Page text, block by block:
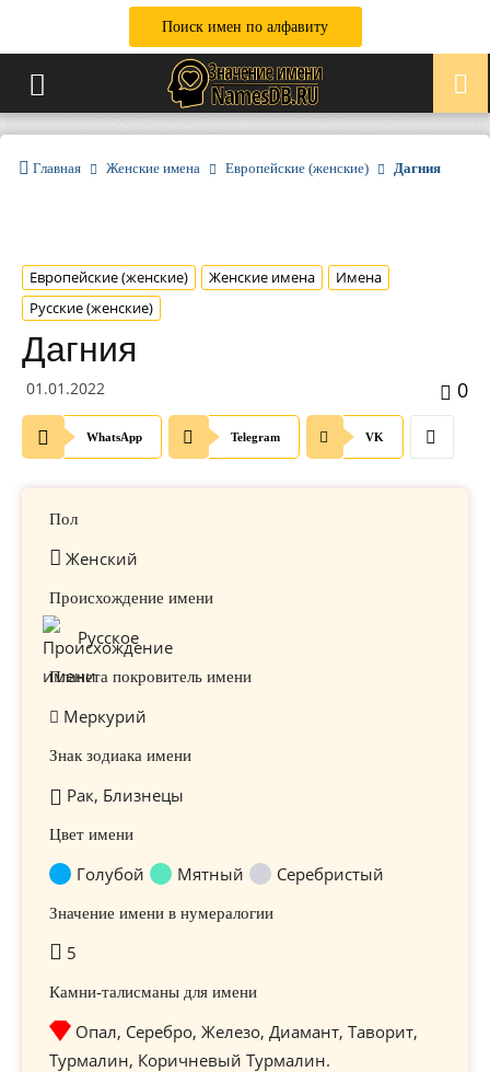
Поиск имен по алфавиту
Главная Женские имена Европейские (женские) Дагния
Европейские (женские) Женские имена
Имена
Русские (женские)
Дагния
01.01.2022 0
WhatsApp Telegram VK
Пол
Женский
Происхождение имени
Русское
Планета покровитель имени
Меркурий
Знак зодиака имени
Рак, Близнецы
Цвет имени
Голубой Мятный Серебристый
Значение имени в нумералогии
5
Камни-талисманы для имени
Опал, Серебро, Железо, Диамант, Таворит,
Турмалин, Коричневый Турмалин.